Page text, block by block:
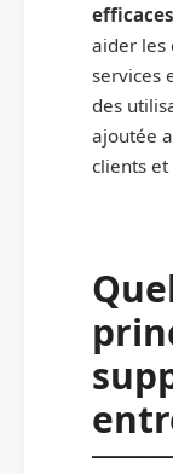
aider les
services
des
ajoutée
clients